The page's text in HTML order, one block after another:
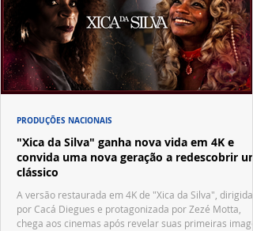
"Xica da Silva" ganha nova vida em 4K e
convida uma nova geração a redescobrir um
clássico
A versão restaurada em 4K de "Xica da Silva", dirigida
por Cacá Diegues e protagonizada por Zezé Motta,
chega aos cinemas após revelar suas primeiras
PRODUÇÕES NACIONAIS